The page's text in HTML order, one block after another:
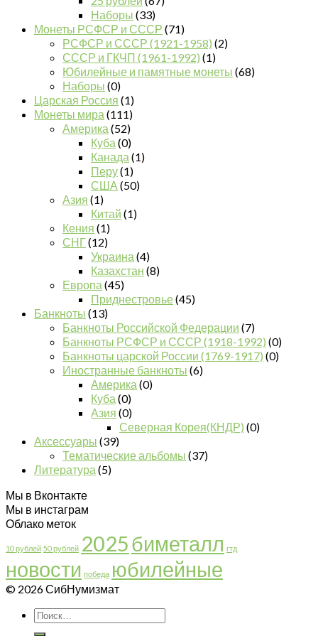
Наборы (33)
Монеты РСФСР и СССР (71)
РСФСР и СССР (1921-1958) (2)
СССР и ГКЧП (1961-1992) (1)
Юбилейные и памятные монеты (68)
Наборы (0)
Царская Россия (1)
Монеты мира (111)
Америка (52)
Куба (0)
Канада (1)
Перу(1)
США (50)
Азия (1)
Китай (1)
Кения (1)
СНГ(12)
Украина (4)
Казахстан (8)
Европа (45)
Приднестровье(45)
Банкноты (13)
Банкноты Российской Федерации (7)
Банкноты РСФСР и СССР (1918-1992) (0)
Банкноты царской России (1769-1917) (0)
Иностранные банкноты (6)
Америка (0)
Куба (0)
Азия (0)
Северная Корея(КНДР) (0)
Аксессуары (39)
Тематические альбомы (37)
Литература (5)
Мы в Вконтакте
Мы в инстаграм
Облако меток
10 рублей 50 рублей 2025биметалл гтд
новости победа юбилейные
© 2026 СибНумизмат